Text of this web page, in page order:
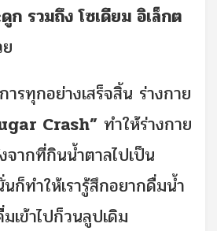
ก รวมถึง โซเดียม อิเล็กต
รทุกอย่างเสร็จสิ้น ร่างกาย
Crash” ทำให้ร่างกาย
ากที่กินน้ำตาลไปเป็น
ก็ทำให้เรารู้สึกอยากดื่มน้ำ
เข้าไปก็วนลูปเดิม